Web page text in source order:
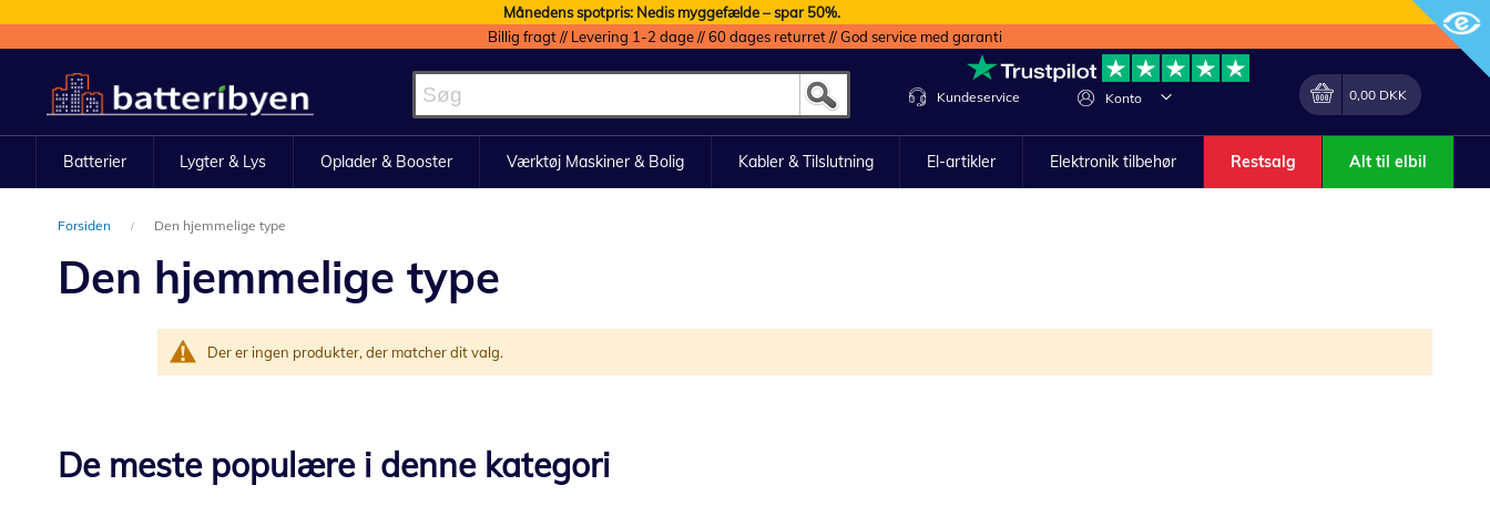
Månedens spotpris: Nedis myggefælde – spar 50%.
Billig fragt // Levering 1-2 dage // 60 dages returret // God service med garanti
to
Content
Konto
Lave
Min indkøbskurv
0,00 DKK
Kundeservice
Batterier Lygter & Lys Oplader & Booster Værktøj Maskiner & Bolig Kabler & Tilslutning El-artikler Elektronik tilbehør Restsalg Alt til elbil
Forsiden Den hjemmelige type
Den hjemmelige type
Der er ingen produkter, der matcher dit valg.
De meste populære i denne kategori